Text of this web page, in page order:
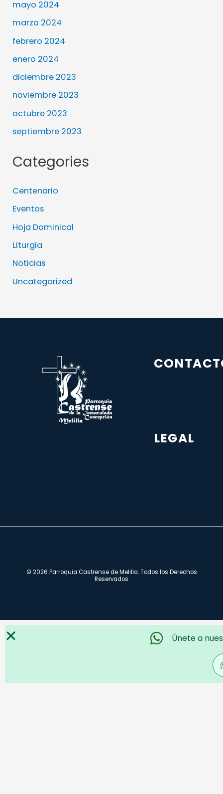
mayo 2024
marzo 2024
febrero 2024
enero 2024
diciembre 2023
noviembre 2023
octubre 2023
septiembre 2023
Categories
Centenario
Eventos
Hoja Dominical
Liturgia
Noticias
Uncategorized
LEGAL
© 2026 Parroquia Castrense de Melilla. Todos los Derechos
Reservados
Únete a